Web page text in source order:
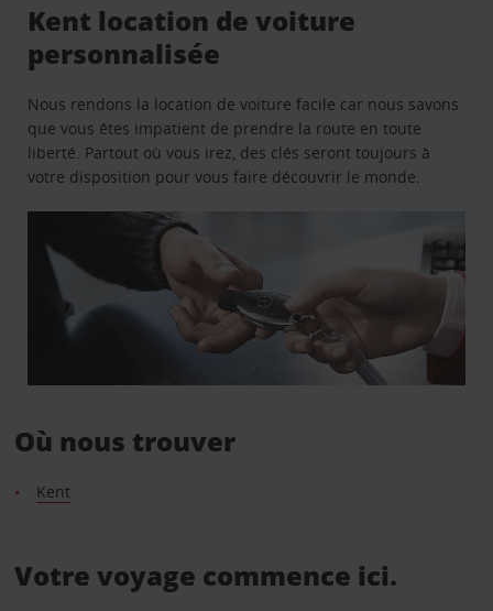
Kent location de voiture
personnalisée
Nous rendons la location de voiture facile car nous savons
que vous êtes impatient de prendre la route en toute
liberté. Partout où vous irez, des clés seront toujours à
votre disposition pour vous faire découvrir le monde.
Où nous trouver
Kent
Votre voyage commence ici.